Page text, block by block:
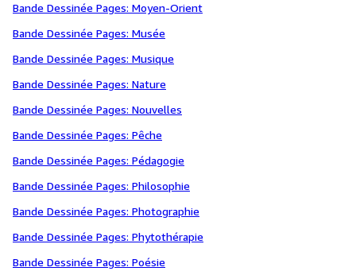
Bande Dessinée Pages: Moyen-Orient
Bande Dessinée Pages: Musée
Bande Dessinée Pages: Musique
Bande Dessinée Pages: Nature
Bande Dessinée Pages: Nouvelles
Bande Dessinée Pages: Pêche
Bande Dessinée Pages: Pédagogie
Bande Dessinée Pages: Philosophie
Bande Dessinée Pages: Photographie
Bande Dessinée Pages: Phytothérapie
Bande Dessinée Pages: Poésie